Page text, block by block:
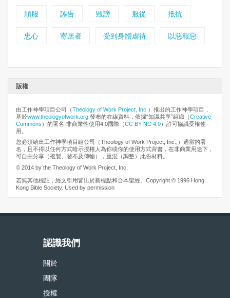
順服 誣告 毀謗 服從 抵抗
忠心 寄居者 受到身體虐待 以惡報惡
版權
由工作神學項目公司（Theology of Work Project, Inc. ）推出的工作神學項目，
基於www.theologyofwork.org 發布的在線資料，依據“知識共享”組織（Creative
Commons ）的署名-非商業性使用4.0國際（CC BY-NC 4.0）許可協議受權使
用。
您必須給出工作神學項目組公司（Theology of Work Project, Inc.,）適當的署
名，且不得以任何方式暗示授權人為你或你的使用方式背書，在非商業用途下，
可自由分享（複製、發布及傳輸），重混（調整）此份材料。
© 2014 by the Theology of Work Project, Inc.
若無其他標註，經文引用皆出於新標點和合本聖經。Copyright © 1996 Hong
Kong Bible Society. Used by permission
認識我們
關於
團隊
授權